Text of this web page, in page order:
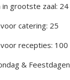
grootste zaal: 24
catering: 25
recepties: 100
& Feestdagen